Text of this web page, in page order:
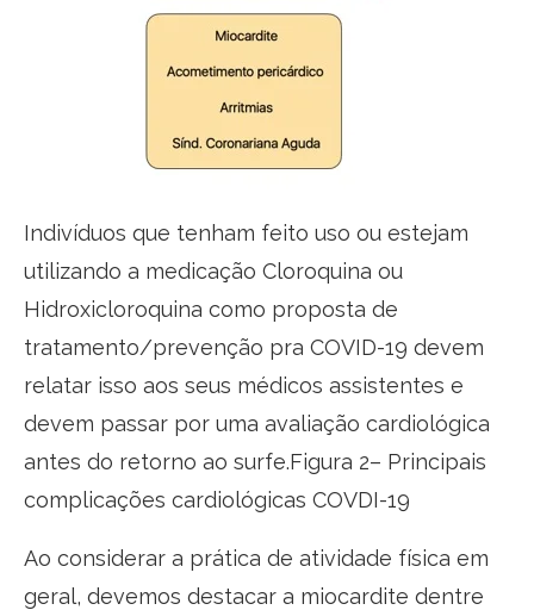
Indivíduos que tenham feito uso ou estejam
utilizando a medicação Cloroquina ou
Hidroxicloroquina como proposta de
tratamento/prevenção pra COVID-19 devem
relatar isso aos seus médicos assistentes e
devem passar por uma avaliação cardiológica
antes do retorno ao surfe.Figura 2– Principais
complicações cardiológicas COVDI-19
Ao considerar a prática de atividade física em
geral, devemos destacar a miocardite dentre